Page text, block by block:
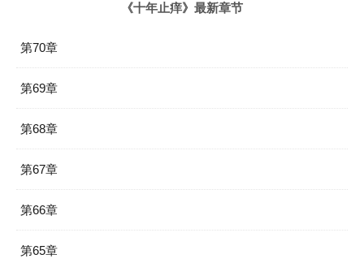
《十年止痒》最新章节
第70章
第69章
第68章
第67章
第66章
第65章